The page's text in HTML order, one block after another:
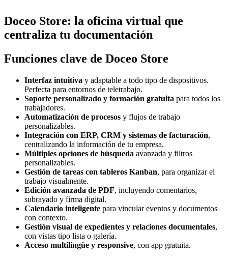
Doceo Store: la oficina virtual que
centraliza tu documentación
Funciones clave de Doceo Store
Interfaz intuitiva y adaptable a todo tipo de dispositivos.
Perfecta para entornos de teletrabajo.
Soporte personalizado y formación gratuita para todos los
trabajadores.
Automatización de procesos y flujos de trabajo
personalizables.
Integración con ERP, CRM y sistemas de facturación,
centralizando la información de tu empresa.
Múltiples opciones de búsqueda avanzada y filtros
personalizables.
Gestión de tareas con tableros Kanban, para organizar el
trabajo visualmente.
Edición avanzada de PDF, incluyendo comentarios,
subrayado y firma digital.
Calendario inteligente para vincular eventos y documentos
con contexto.
Gestión visual de expedientes y relaciones documentales,
con vistas tipo lista o galería.
Acceso multilingüe y responsive, con app gratuita.